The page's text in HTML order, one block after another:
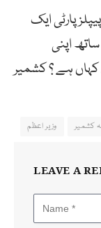
پارٹی ایک
اپنی
کہاں ہے ؟ کشمیر
کشمیر وزیر اعظم
LEAVE A